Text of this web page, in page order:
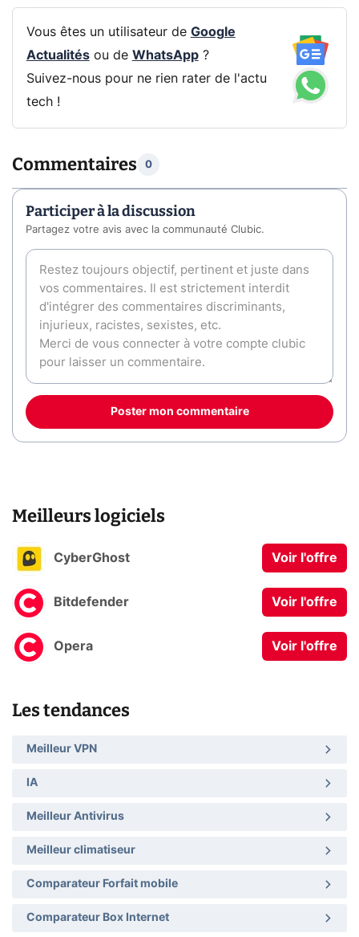
Vous êtes un utilisateur de Google
Actualitésou de WhatsApp?
Suivez-nous pour ne rien rater de l'actu
tech !
Commentaires 0
Participer à la discussion
Partagez votre avis avec la communauté Clubic.
Poster mon commentaire
Meilleurs logiciels
CyberGhost Voir l'offre
Bitdefender Voir l'offre
Opera Voir l'offre
Les tendances
Meilleur VPN
IA
Meilleur Antivirus
Meilleur climatiseur
Comparateur Forfait mobile
Comparateur Box Internet